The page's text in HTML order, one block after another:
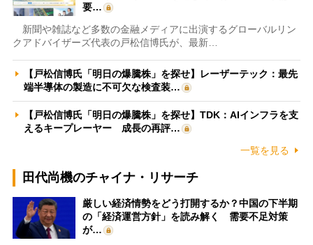
要…
新聞や雑誌など多数の金融メディアに出演するグローバルリン
クアドバイザーズ代表の戸松信博氏が、最新…
【戸松信博氏「明日の爆騰株」を探せ】レーザーテック：最先
端半導体の製造に不可欠な検査装…
【戸松信博氏「明日の爆騰株」を探せ】TDK：AIインフラを支
えるキープレーヤー 成長の再評…
一覧を見る
田代尚機のチャイナ・リサーチ
厳しい経済情勢をどう打開するか？中国の下半期
の「経済運営方針」を読み解く 需要不足対策
が…